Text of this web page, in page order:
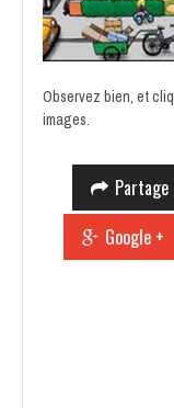
Observez bien, et
images.
Partage
Google +